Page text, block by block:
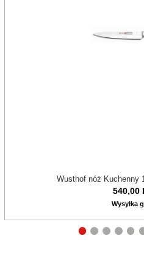
Wusthof nóż Kuchenny
540,00
Wysyłka